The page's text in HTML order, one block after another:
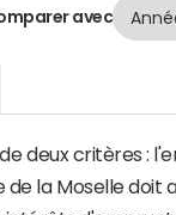
avec
deux critères :
la Moselle doit